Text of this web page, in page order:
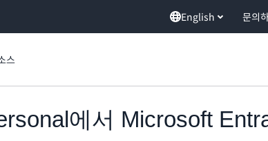
English 문의
스
에서 Microsoft